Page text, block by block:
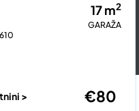
17m2
GARAŽA
> €80